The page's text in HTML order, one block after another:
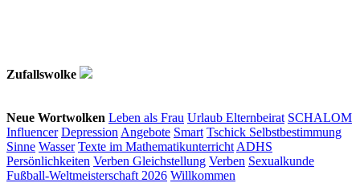
Zufallswolke
Neue Wortwolken Leben als Frau Urlaub Elternbeirat SCHALOM
Influencer Depression Angebote Smart Tschick Selbstbestimmung
Sinne Wasser Texte im Mathematikunterricht ADHS
Persönlichkeiten Verben Gleichstellung Verben Sexualkunde
Fußball-Weltmeisterschaft 2026 Willkommen